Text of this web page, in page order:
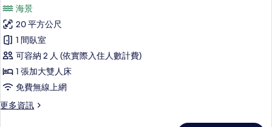
相
片
人
房
的
詳
情
4F
星
宿
海
景
雙
人
海景
20 平方公尺
1 間臥室
可容納 2 人 (依實際入住人數計費)
1 張加大雙人床
免費無線上網
更多資訊
更